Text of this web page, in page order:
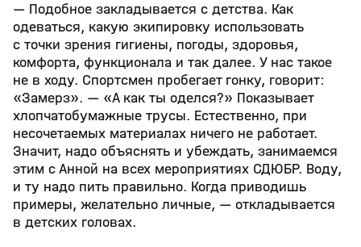
— Подобное закладывается с детства. Как
одеваться, какую экипировку использовать
с точки зрения гигиены, погоды, здоровья,
комфорта, функционала и так далее. У нас такое
не в ходу. Спортсмен пробегает гонку, говорит:
«Замерз». — «А как ты оделся?» Показывает
хлопчатобумажные трусы. Естественно, при
несочетаемых материалах ничего не работает.
Значит, надо объяснять и убеждать, занимаемся
этим с Анной на всех мероприятиях СДЮБР. Воду,
и ту надо пить правильно. Когда приводишь
примеры, желательно личные, — откладывается
в детских головах.